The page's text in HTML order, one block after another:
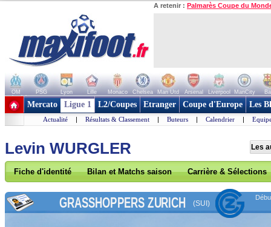
A retenir : Palmarès Coupe du
OM PSG Lyon Lille Monaco Chelsea Man Utd Arsenal Liverpool ManCity
+ de clubs
Mercato Ligue 1 L2/Coupes Etranger Coupe d'Europe Les
Actualité | Résultats & Classement | Buteurs | Calendrier |
Levin WURGLER Les
Fiche d'identité Bilan et Matchs saison Carrière & Sélections
GRASSHOPPERS ZURICH (SUI)